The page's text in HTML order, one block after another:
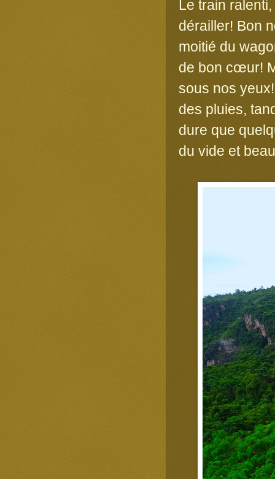
Le train
dérailler! Bon
moitié du
de bon cœur!
sous nos
des pluies,
dure que
du vide et